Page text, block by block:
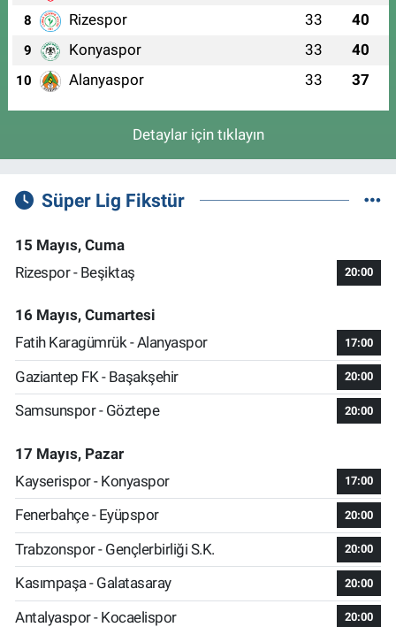
8 Rizespor 33 40
9 Konyaspor 33 40
10 Alanyaspor 33 37
Detaylar için tıklayın
Süper Lig Fikstür
15 Mayıs, Cuma
Rizespor - Beşiktaş
20:00
16 Mayıs, Cumartesi
Fatih Karagümrük - Alanyaspor
17:00
Gaziantep FK - Başakşehir 20:00
Samsunspor - Göztepe 20:00
17 Mayıs, Pazar
Kayserispor - Konyaspor
17:00
Fenerbahçe - Eyüpspor 20:00
Trabzonspor - Gençlerbirliği S.K. 20:00
Kasımpaşa - Galatasaray 20:00
Antalyaspor - Kocaelispor 20:00